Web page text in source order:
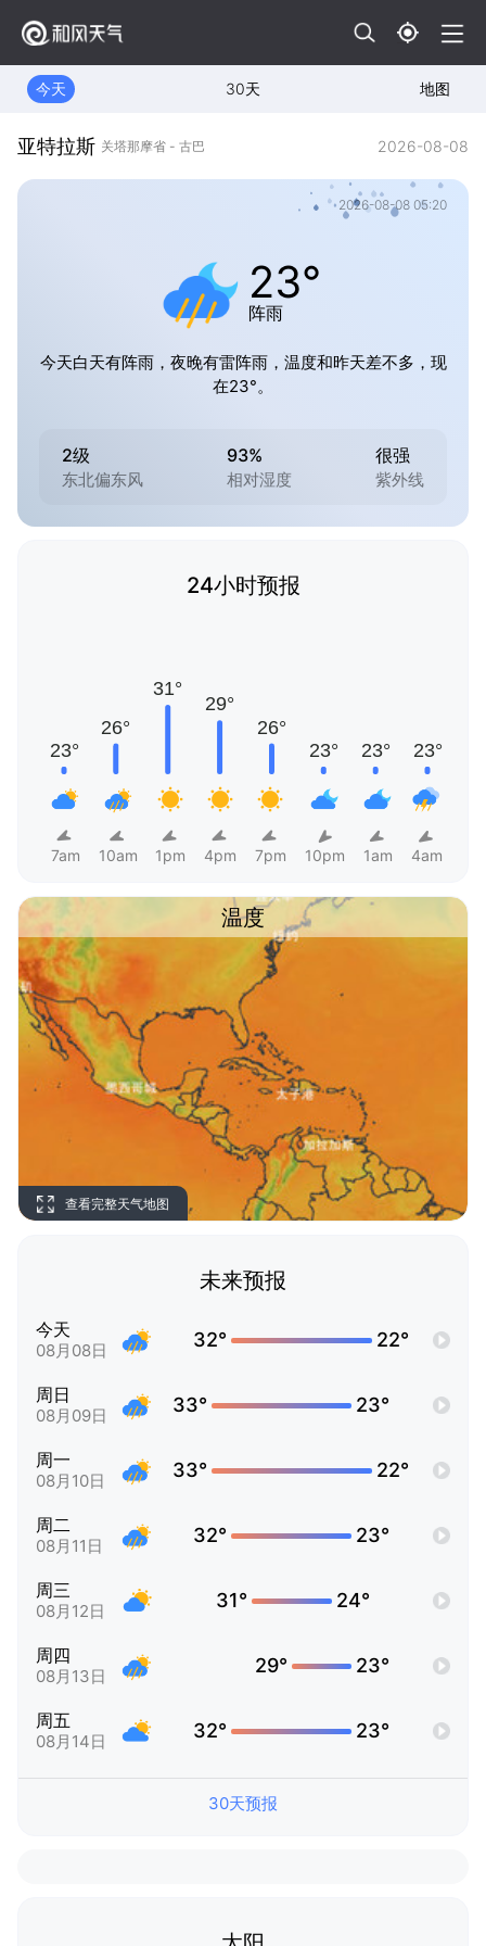
今天 30天 地图
亚特拉斯 关塔那摩省 - 古巴 2026-08-08
2026-08-08 05:20
23°
阵雨
今天白天有阵雨，夜晚有雷阵雨，温度和昨天差不多，现
在23°。
2级
东北偏东风
93%
相对湿度
很强
紫外线
24小时预报
7am 10am 1pm 4pm 7pm 10pm 1am 4am
温度
查看完整天气地图
未来预报
今天
08月08日 32° 22°
周日
08月09日 33° 23°
周一
08月10日 33° 22°
周二
08月11日 32° 23°
周三
08月12日 31° 24°
周四
08月13日 29° 23°
周五
08月14日 32° 23°
30天预报